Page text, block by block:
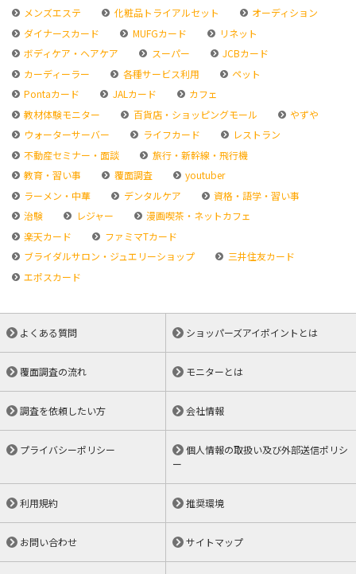
メンズエステ
化粧品トライアルセット
オーディション
ダイナースカード
MUFGカード
リネット
ボディケア・ヘアケア
スーパー
JCBカード
カーディーラー
各種サービス利用
ペット
Pontaカード
JALカード
カフェ
教材体験モニター
百貨店・ショッピングモール
やずや
ウォーターサーバー
ライフカード
レストラン
不動産セミナー・面談
旅行・新幹線・飛行機
教育・習い事
覆面調査
youtuber
ラーメン・中華
デンタルケア
資格・語学・習い事
治験
レジャー
漫画喫茶・ネットカフェ
楽天カード
ファミマTカード
ブライダルサロン・ジュエリーショップ
三井住友カード
エポスカード
よくある質問 ショッパーズアイポイントとは
覆面調査の流れ モニターとは
調査を依頼したい方 会社情報
プライバシーポリシー
個人情報の取扱い及び外部送信ポリシ
ー
利用規約 推奨環境
お問い合わせ サイトマップ